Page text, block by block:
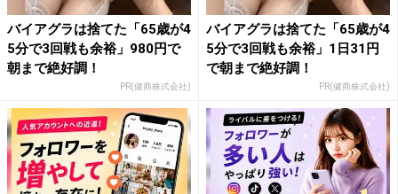
バイアグラは捨てた「65歳が4
5分で3回戦も余裕」980円で
朝まで絶好調！
PR(健商株式会社)
バイアグラは捨てた「65歳が4
5分で3回戦も余裕」1日31円
で朝まで絶好調！
PR(健商株式会社)